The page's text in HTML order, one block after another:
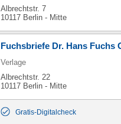
Albrechtstr. 7
10117 Berlin - Mitte
Fuchsbriefe Dr. Hans Fuchs
Verlage
Albrechtstr. 22
10117 Berlin - Mitte
Gratis-Digitalcheck